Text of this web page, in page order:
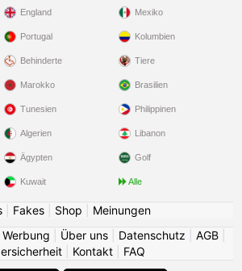
England
Portugal
Behinderte
Mexiko
Kolumbien
Tiere
Marokko
Tunesien
Algerien
Ägypten
Kuwait
Brasilien
Philippinen
Libanon
Golf
Alle
| Fakes| Shop
Meinungen
Werbung Über uns Datenschutz AGB
Kontakt FAQ